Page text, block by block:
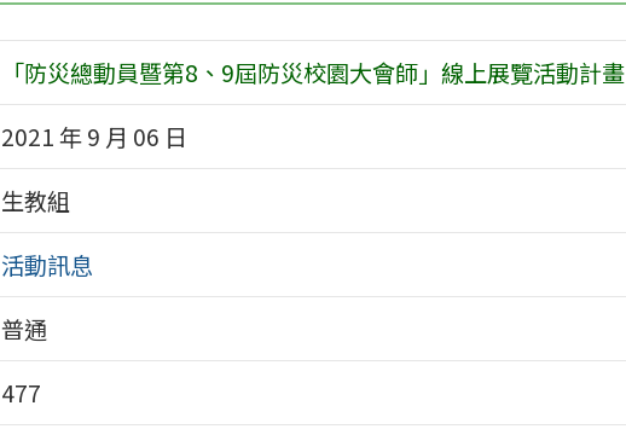
「防災總動員暨第8、9屆防災校園大會師」線上展覽活動計畫
2021 年 9 月 06 日
生教組
活動訊息
普通
477